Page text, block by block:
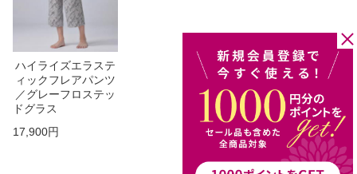
ハイライズエラステ
ィックフレアパンツ
／グレーフロステッ
ドグラス
17,900円